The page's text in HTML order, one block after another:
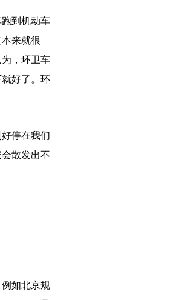
到机动车
来就很
，环卫车
好了。环
停在我们
散发出不
如北京规